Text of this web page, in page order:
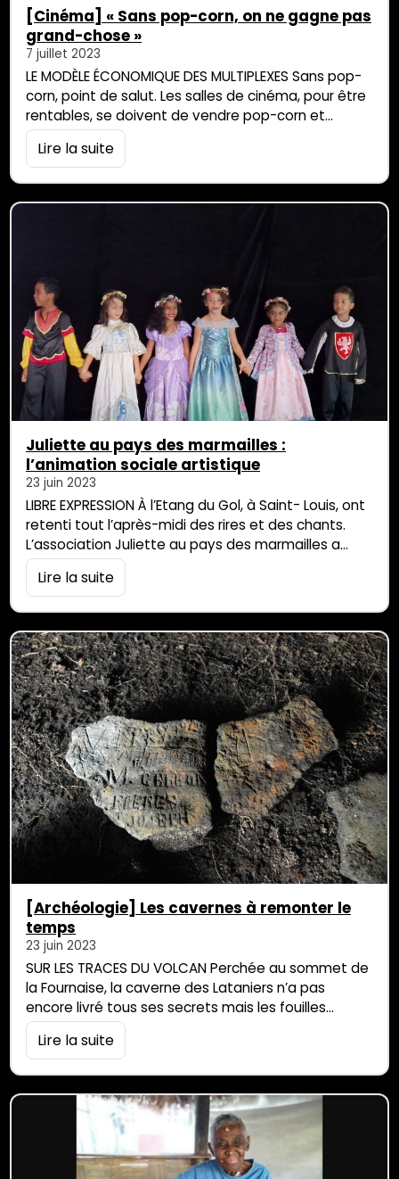
[Cinéma] « Sans pop-corn, on ne gagne pas
grand-chose »
7 juillet 2023
LE MODÈLE ÉCONOMIQUE DES MULTIPLEXES Sans pop-
corn, point de salut. Les salles de cinéma, pour être
rentables, se doivent de vendre pop-corn et
confiseries à leurs clients. Le choix des films et la
programmation en découlent. « Pour des séances
sans pop-corn, allez voir les films français »,
Lire la suite
Juliette au pays des marmailles :
l’animation sociale artistique
23 juin 2023
LIBRE EXPRESSION À l’Etang du Gol, à Saint- Louis, ont
retenti tout l’après-midi des rires et des chants.
L’association Juliette au pays des marmailles a
organisé la restitution des travaux artistiques de
ses adhérents. Les familles (parents, oncles, tantes,
conjoints, conjointes) ou enfants du quartier attirés
assister à de […]
Lire la suite
[Archéologie] Les cavernes à remonter le
temps
23 juin 2023
SUR LES TRACES DU VOLCAN Perchée au sommet de
la Fournaise, la caverne des Lataniers n’a pas
encore livré tous ses secrets mais les fouilles
archéologiques, qui y ont été organisées en 2017 et
2019, permettent de remonter le temps. Si les
pierre […]
Lire la suite